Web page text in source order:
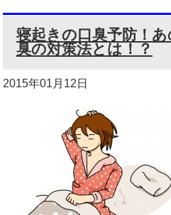
寝起きの口臭予防！
臭の対策法とは！？
2015年01月12日